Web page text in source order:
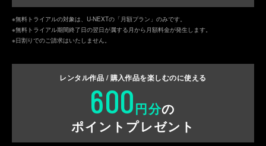
※無料トライアルの対象は、U-NEXTの「月額プラン」のみです。
※無料トライアル期間終了日の翌日が属する月から月額料金が発生します。
※日割りでのご請求はいたしません。
レンタル作品 / 購入作品を楽しむのに使える
600円分の
ポイントプレゼント